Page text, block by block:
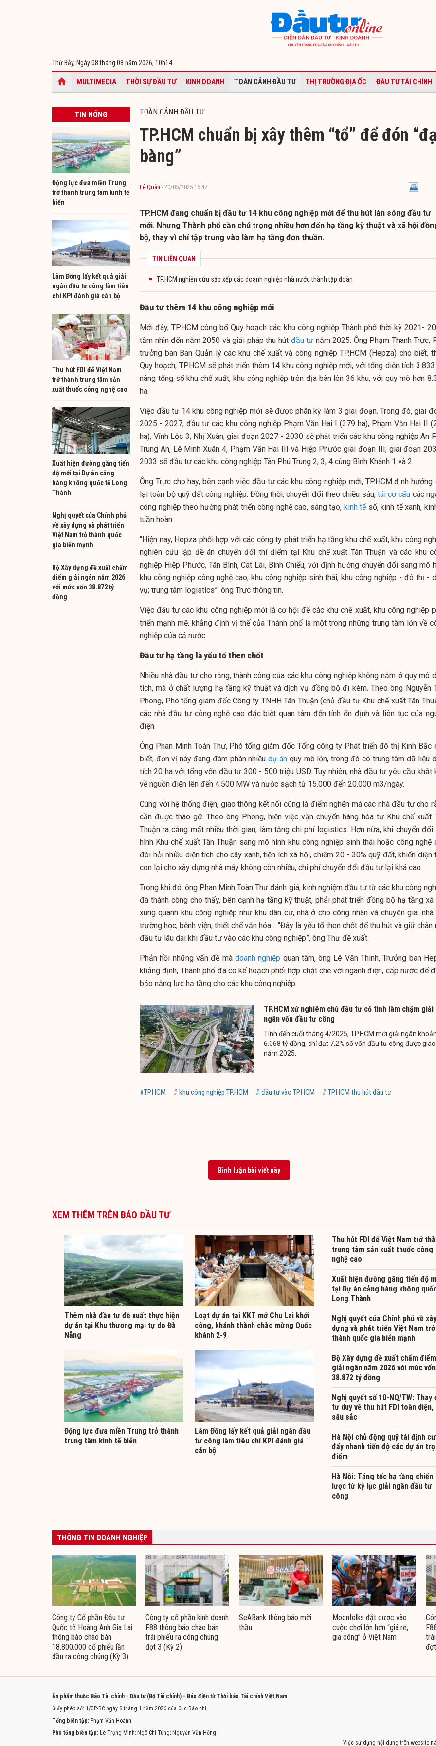
Thứ Bảy, Ngày 08 tháng 08 năm 2026, 10h14
MULTIMEDIA THỜI SỰ ĐẦU TƯ KINH DOANH TOÀN CẢNH ĐẦU TƯ THỊ TRƯỜNG ĐỊA ỐC ĐẦU TƯ TÀI CHÍNH
TIN NÓNG
Động lực đưa miền Trung
trở thành trung tâm kinh tế
biển
Lâm Đồng lấy kết quả giải
ngân đầu tư công làm tiêu
chí KPI đánh giá cán bộ
Thu hút FDI để Việt Nam
trở thành trung tâm sản
xuất thuốc công nghệ cao
Xuất hiện đường găng tiến
độ mới tại Dự án cảng
hàng không quốc tế Long
Thành
Nghị quyết của Chính phủ
về xây dựng và phát triển
Việt Nam trở thành quốc
gia biển mạnh
Bộ Xây dựng đề xuất chấm
điểm giải ngân năm 2026
với mức vốn 38.872 tỷ
đồng
TOÀN CẢNH ĐẦU TƯ
TP.HCM chuẩn bị xây thêm “tổ” để đón
bàng”
Lê Quân - 20/05/2025 15:47
TP.HCM đang chuẩn bị đầu tư 14 khu công nghiệp mới để thu hút làn sóng đầu tư
mới. Nhưng Thành phố cần chú trọng nhiều hơn đến hạ tầng kỹ thuật và xã hội
bộ, thay vì chỉ tập trung vào làm hạ tầng đơn thuần.
TIN LIÊN QUAN
TP.HCM nghiên cứu sắp xếp các doanh nghiệp nhà nước thành tập đoàn
Đầu tư thêm 14 khu công nghiệp mới
Mới đây, TP.HCM công bố Quy hoạch các khu công nghiệp Thành phố thời kỳ 2021-
tầm nhìn đến năm 2050 và giải pháp thu hút đầu tư năm 2025. Ông Phạm Thanh Trực,
trưởng ban Ban Quản lý các khu chế xuất và công nghiệp TP.HCM (Hepza) cho biết,
Quy hoạch, TP.HCM sẽ phát triển thêm 14 khu công nghiệp mới, với tổng diện tích 3.833
nâng tổng số khu chế xuất, khu công nghiệp trên địa bàn lên 36 khu, với quy mô hơn
ha.
Việc đầu tư 14 khu công nghiệp mới sẽ được phân kỳ làm 3 giai đoạn. Trong đó, giai
2025 - 2027, đầu tư các khu công nghiệp Phạm Văn Hai I (379 ha), Phạm Văn Hai II
ha), Vĩnh Lộc 3, Nhị Xuân; giai đoạn 2027 - 2030 sẽ phát triển các khu công nghiệp An
Trung An, Lê Minh Xuân 4, Phạm Văn Hai III và Hiệp Phước giai đoạn III; giai đoạn
2033 sẽ đầu tư các khu công nghiệp Tân Phú Trung 2, 3, 4 cùng Bình Khánh 1 và 2.
Ông Trực cho hay, bên cạnh việc đầu tư các khu công nghiệp mới, TP.HCM định hướng
lại toàn bộ quỹ đất công nghiệp. Đồng thời, chuyển đổi theo chiều sâu, tái cơ cấu các
công nghiệp theo hướng phát triển công nghệ cao, sáng tạo, kinh tếsố, kinh tế xanh,
tuần hoàn.
“Hiện nay, Hepza phối hợp với các công ty phát triển hạ tầng khu chế xuất, khu công
nghiên cứu lập đề án chuyển đổi thí điểm tại Khu chế xuất Tân Thuận và các khu
nghiệp Hiệp Phước, Tân Bình, Cát Lái, Bình Chiểu, với định hướng chuyển đổi sang mô
khu công nghiệp công nghệ cao; khu công nghiệp sinh thái; khu công nghiệp - đô thị -
vụ; trung tâm logistics”, ông Trực thông tin.
Việc đầu tư các khu công nghiệp mới là cơ hội để các khu chế xuất, khu công nghiệp
triển mạnh mẽ, khẳng định vị thế của Thành phố là một trong những trung tâm lớn về
nghiệp của cả nước.
Đầu tư hạ tầng là yếu tố then chốt
Nhiều nhà đầu tư cho rằng, thành công của các khu công nghiệp không nằm ở quy mô
tích, mà ở chất lượng hạ tầng kỹ thuật và dịch vụ đồng bộ đi kèm. Theo ông Nguyễn
Phong, Phó tổng giám đốc Công ty TNHH Tân Thuận (chủ đầu tư Khu chế xuất Tân
các nhà đầu tư công nghệ cao đặc biệt quan tâm đến tính ổn định và liên tục của
điện.
Ông Phan Minh Toàn Thư, Phó tổng giám đốc Tổng công ty Phát triển đô thị Kinh Bắc
biết, đơn vị này đang đàm phán nhiều dự án quy mô lớn, trong đó có trung tâm dữ liệu
tích 20 ha với tổng vốn đầu tư 300 - 500 triệu USD. Tuy nhiên, nhà đầu tư yêu cầu khắt
về nguồn điện lên đến 4.500 MW và nước sạch từ 15.000 đến 20.000 m3/ngày.
Cùng với hệ thống điện, giao thông kết nối cũng là điểm nghẽn mà các nhà đầu tư cho
cần được tháo gỡ. Theo ông Phong, hiện việc vận chuyển hàng hóa từ Khu chế xuất
Thuận ra cảng mất nhiều thời gian, làm tăng chi phí logistics. Hơn nữa, khi chuyển đổi
hình Khu chế xuất Tân Thuận sang mô hình khu công nghiệp sinh thái hoặc công nghệ
đòi hỏi nhiều diện tích cho cây xanh, tiện ích xã hội, chiếm 20 - 30% quỹ đất, khiến diện
còn lại cho xây dựng nhà máy không còn nhiều, chi phí chuyển đổi đầu tư lại khá cao.
Trong khi đó, ông Phan Minh Toàn Thư đánh giá, kinh nghiệm đầu tư từ các khu công
đã thành công cho thấy, bên cạnh hạ tầng kỹ thuật, phải phát triển đồng bộ hạ tầng xã
xung quanh khu công nghiệp như khu dân cư, nhà ở cho công nhân và chuyên gia, nhà
trường học, bệnh viện, thiết chế văn hóa… “Đây là yếu tố then chốt để thu hút và giữ chân
đầu tư lâu dài khi đầu tư vào các khu công nghiệp”, ông Thư đề xuất.
Phản hồi những vấn đề mà doanh nghiệp quan tâm, ông Lê Văn Thinh, Trưởng ban
khẳng định, Thành phố đã có kế hoạch phối hợp chặt chẽ với ngành điện, cấp nước để
bảo năng lực hạ tầng cho các khu công nghiệp.
TP.HCM xử nghiêm chủ đầu tư cố tình làm chậm giải
ngân vốn đầu tư công
Tính đến cuối tháng 4/2025, TP.HCM mới giải ngân
6.068 tỷ đồng, chỉ đạt 7,2% số vốn đầu tư công được giao
năm 2025.
#TP.HCM # khu công nghiệp TP.HCM # đầu tư vào TP.HCM # TP.HCM thu hút đầu tư
Bình luận bài viết này
XEM THÊM TRÊN BÁO ĐẦU TƯ
Thêm nhà đầu tư đề xuất thực hiện
dự án tại Khu thương mại tự do Đà
Nẵng
Loạt dự án tại KKT mở Chu Lai khởi
công, khánh thành chào mừng Quốc
khánh 2-9
Động lực đưa miền Trung trở thành
trung tâm kinh tế biển
Lâm Đồng lấy kết quả giải ngân đầu
tư công làm tiêu chí KPI đánh giá
cán bộ
Thu hút FDI để Việt Nam trở
trung tâm sản xuất thuốc công
nghệ cao
Xuất hiện đường găng tiến độ
tại Dự án cảng hàng không
Long Thành
Nghị quyết của Chính phủ về xây
dựng và phát triển Việt Nam trở
thành quốc gia biển mạnh
Bộ Xây dựng đề xuất chấm điểm
giải ngân năm 2026 với mức vốn
38.872 tỷ đồng
Nghị quyết số 10-NQ/TW: Thay
tư duy về thu hút FDI toàn diện,
sâu sắc
Hà Nội chủ động quỹ tái định
đẩy nhanh tiến độ các dự án
điểm
Hà Nội: Tăng tốc hạ tầng chiến
lược từ kỷ lục giải ngân đầu tư
công
THÔNG TIN DOANH NGHIỆP
Công ty Cổ phần Đầu tư
Quốc tế Hoàng Anh Gia Lai
thông báo chào bán
18.800.000 cổ phiếu lần
đầu ra công chúng (Kỳ 3)
Công ty cổ phần kinh doanh
F88 thông báo chào bán
trái phiếu ra công chúng
đợt 3 (Kỳ 2)
SeABank thông báo mời
thầu
Moonfolks đặt cược vào
cuộc chơi lớn hơn “giá rẻ,
gia công” ở Việt Nam
Ấn phẩm thuộc Báo Tài chính - Đầu tư (Bộ Tài chính) - Báo điện tử Thời báo Tài chính Việt Nam
Giấy phép số: 1/GP-BC ngày 8 tháng 1 năm 2026 của Cục Báo chí.
Tổng biên tập: Phạm Văn Hoành
Phó tổng biên tập: Lê Trọng Minh; Ngô Chí Tùng; Nguyễn Văn Hồng
Việc sử dụng nội dung trên website